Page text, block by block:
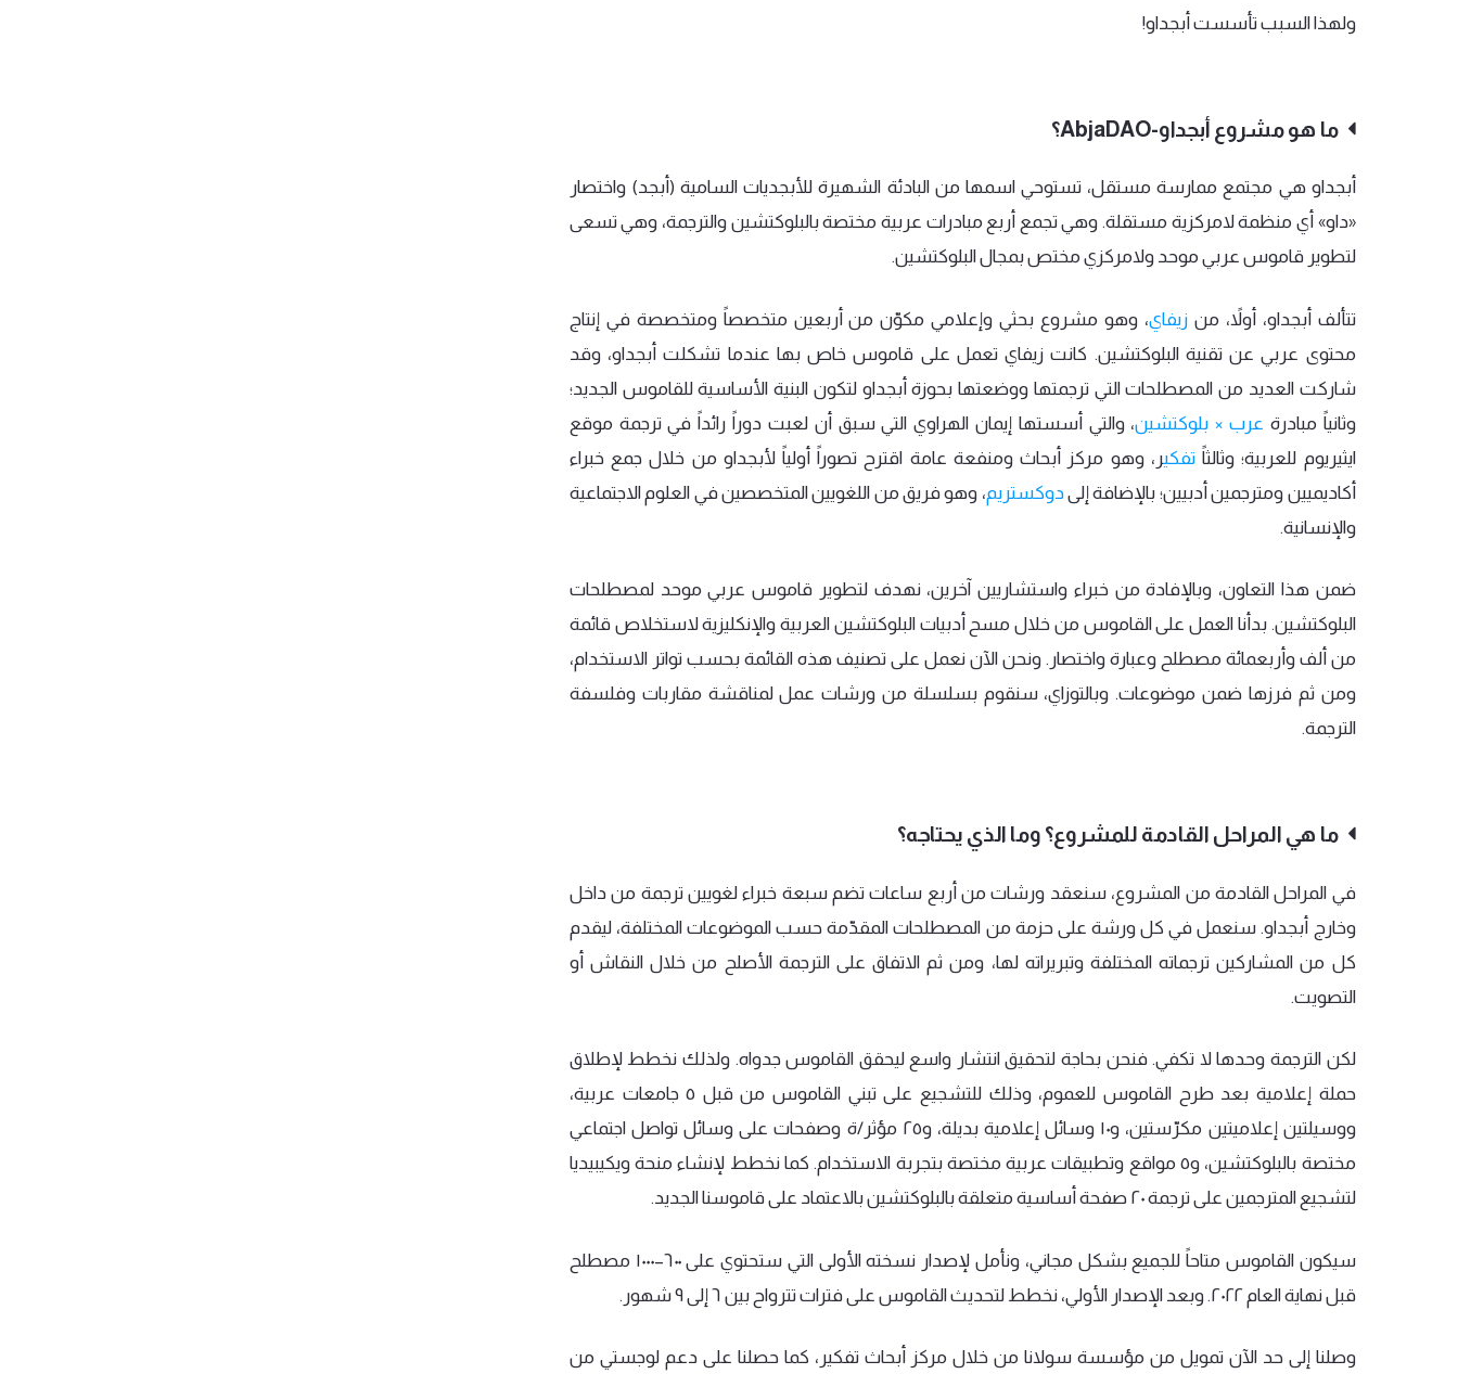
ولهذاالسببتأسستأبجداو!
ما هو مشروع أبجداو-AbjaDAO؟
أبجداو هي مجتمع ممارسة مستقل، تستوحي اسمها من البادئة الشهيرة للأبجديات السامية( أبجد)واختصار
«داو» أي منظمةلامركزية مستقلة. وهيتجمع أربع مبادرات عربية مختصةبالبلوكتشين والترجمة، وهيتسعى
لتطوير قاموس عربي موحد ولامركزي مختصبمجال البلوكتشين.
تتألف أبجداو، أولاً، من زيفاي، وهو مشروع بحثي وإعلامي مكوّن من أربعين متخصصاً ومتخصصة في إنتاج
محتوى عربي عن تقنية البلوكتشين. كانت زيفاي تعمل على قاموس خاص بها عندما تشكلت أبجداو، وقد
شاركت العديد من المصطلحات التي ترجمتها ووضعتها بحوزة أبجداو لتكون البنية الأساسية للقاموس الجديد؛
وثانياً مبادرة عرب× بلوكتشين، والتي أسستها إيمان الهراوي التي سبق أن لعبت دوراً رائداً في ترجمة موقع
ايثيريوم للعربية؛ وثالثاً تفكير، وهو مركز أبحاث ومنفعة عامة اقترح تصوراً أولياً لأبجداو من خلال جمع خبراء
أكاديميين ومترجمينأدبيين؛ بالإضافةإلىدوكستريم، وهوفريق من اللغويينالمتخصصينفي العلوم الاجتماعية
والإنسانية.
ضمن هذا التعاون، وبالإفادة من خبراء واستشاريين آخرين، نهدف لتطوير قاموس عربي موحد لمصطلحات
البلوكتشين.بدأنا العمل على القاموس من خلال مسح أدبيات البلوكتشين العربية والإنكليزيةلاستخلاص قائمة
من ألف وأربعمائة مصطلح وعبارة واختصار .ونحن الآن نعمل على تصنيف هذه القائمة بحسب تواتر الاستخدام،
ومن ثم فرزها ضمن موضوعات. وبالتوزاي، سنقوم بسلسلة من ورشات عمل لمناقشة مقاربات وفلسفة
الترجمة.
ما هي المراحل القادمة للمشروع؟ وما الذي يحتاجه؟
في المراحل القادمة من المشروع، سنعقد ورشات من أربع ساعات تضم سبعة خبراء لغويين ترجمة من داخل
وخارج أبجداو. سنعمل في كل ورشة على حزمة من المصطلحات المقدّمة حسب الموضوعات المختلفة، ليقدم
كل من المشاركين ترجماته المختلفة وتبريراته لها، ومن ثم الاتفاق على الترجمة الأصلح من خلال النقاش أو
التصويت.
لكن الترجمة وحدها لا تكفي.فنحن بحاجة لتحقيق انتشار واسع ليحقق القاموس جدواه. ولذلك نخطط لإطلاق
حملة
إعلامية بعد طرح القاموس للعموم، وذلك للتشجيع على تبني القاموس من قبل ٥ جامعات عربية،
ووسيلتين إعلاميتين مكرّستين، و١٠ وسائل إعلامية بديلة، و٢٥ مؤثر/ة وصفحات على وسائل تواصل اجتماعي
مختصة بالبلوكتشين، و٥ مواقع وتطبيقات عربية مختصة بتجربة الاستخدام. كما نخطط لإنشاء منحة ويكيبيديا
لتشجيع المترجمين علىترجمة٢٠ صفحة أساسية متعلقةبالبلوكتشينبالاعتماد علىقاموسنا الجديد.
سيكون القاموس متاحاً للجميع بشكل مجاني، ونأمل لإصدار نسخته الأولى التي ستحتوي على ٦٠٠–١٠٠٠ مصطلح
قبلنهايةالعام ٢٠٢٢.وبعد الإصدار الأولي، نخطط لتحديثالقاموس علىفتراتتترواح بين ٦إلى٩شهور .
وصلنا إلى حد الآن تمويل من مؤسسة سولانا من خلال مركز أبحاث تفكير، كما حصلنا على دعم لوجستي من